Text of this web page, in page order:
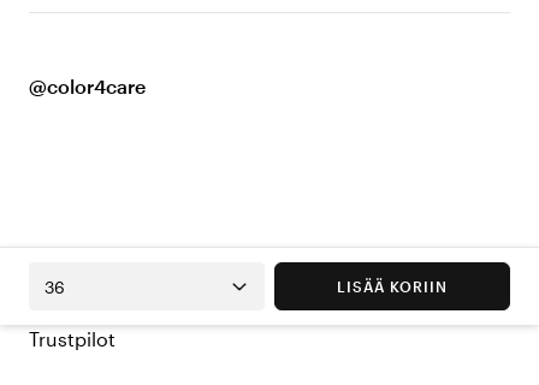
@color4care
36 LISÄÄ KORIIN
Trustpilot